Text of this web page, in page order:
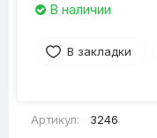
В наличии
В закладки
Артикул: 3246